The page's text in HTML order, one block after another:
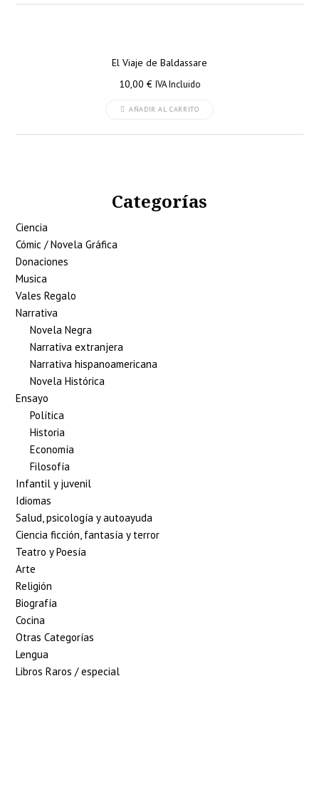
El Viaje de Baldassare
10,00 € IVA Incluido
AÑADIR AL CARRITO
Categorías
Ciencia
Cómic / Novela Gráfica
Donaciones
Musica
Vales Regalo
Narrativa
Novela Negra
Narrativa extranjera
Narrativa hispanoamericana
Novela Histórica
Ensayo
Política
Historia
Economía
Filosofía
Infantil y juvenil
Idiomas
Salud, psicología y autoayuda
Ciencia ficción, fantasía y terror
Teatro y Poesía
Arte
Religión
Biografía
Cocina
Otras Categorías
Lengua
Libros Raros / especial